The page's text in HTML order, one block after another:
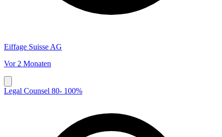
Eiffage Suisse AG
Vor 2 Monaten
Legal Counsel 80- 100%